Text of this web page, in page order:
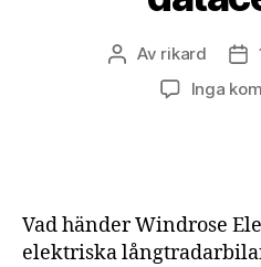
Inläggsförfattare
Av rikard
Inga
Vad händer Windrose
elektriska